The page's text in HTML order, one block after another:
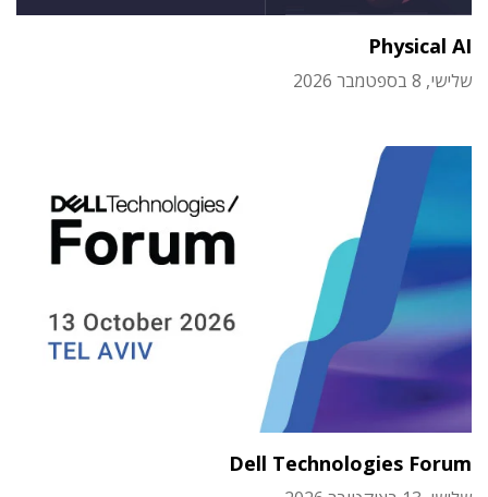
Physical AI
שלישי, 8 בספטמבר 2026
Dell Technologies Forum